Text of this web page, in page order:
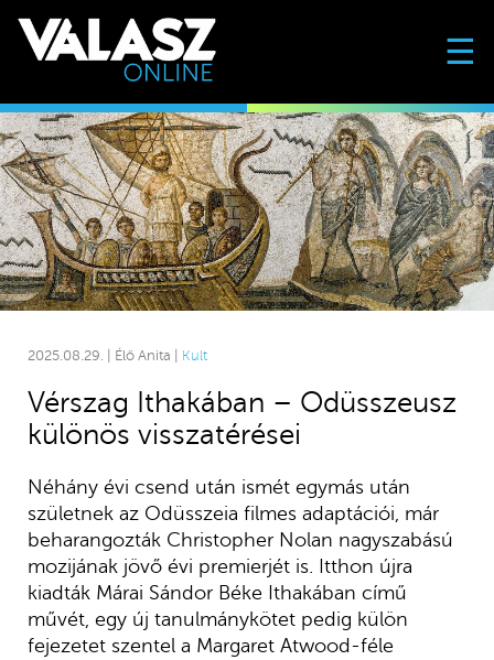
☰
2025.08.29. | Élő Anita | Kult
Vérszag Ithakában – Odüsszeusz
különös visszatérései
Néhány évi csend után ismét egymás után
születnek az Odüsszeia filmes adaptációi, már
beharangozták Christopher Nolan nagyszabású
mozijának jövő évi premierjét is. Itthon újra
kiadták Márai Sándor Béke Ithakában című
művét, egy új tanulmánykötet pedig külön
fejezetet szentel a Margaret Atwood-féle